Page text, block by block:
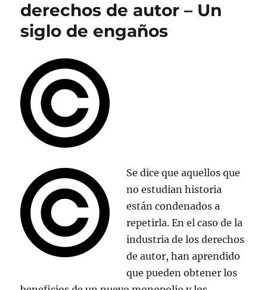
derechos de autor – Un
siglo de engaños
Se dice que aquellos que
no estudian historia
están condenados a
repetirla. En el caso de la
industria de los derechos
de autor, han aprendido
que pueden obtener los